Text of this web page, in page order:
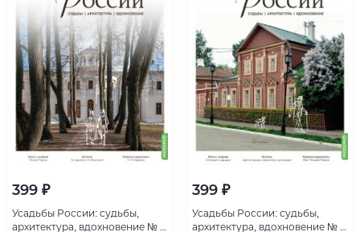
399 ₽
Усадьбы России: судьбы,
архитектура, вдохновение № 7:
399 ₽
Усадьбы России: судьбы,
архитектура, вдохновение № 6: